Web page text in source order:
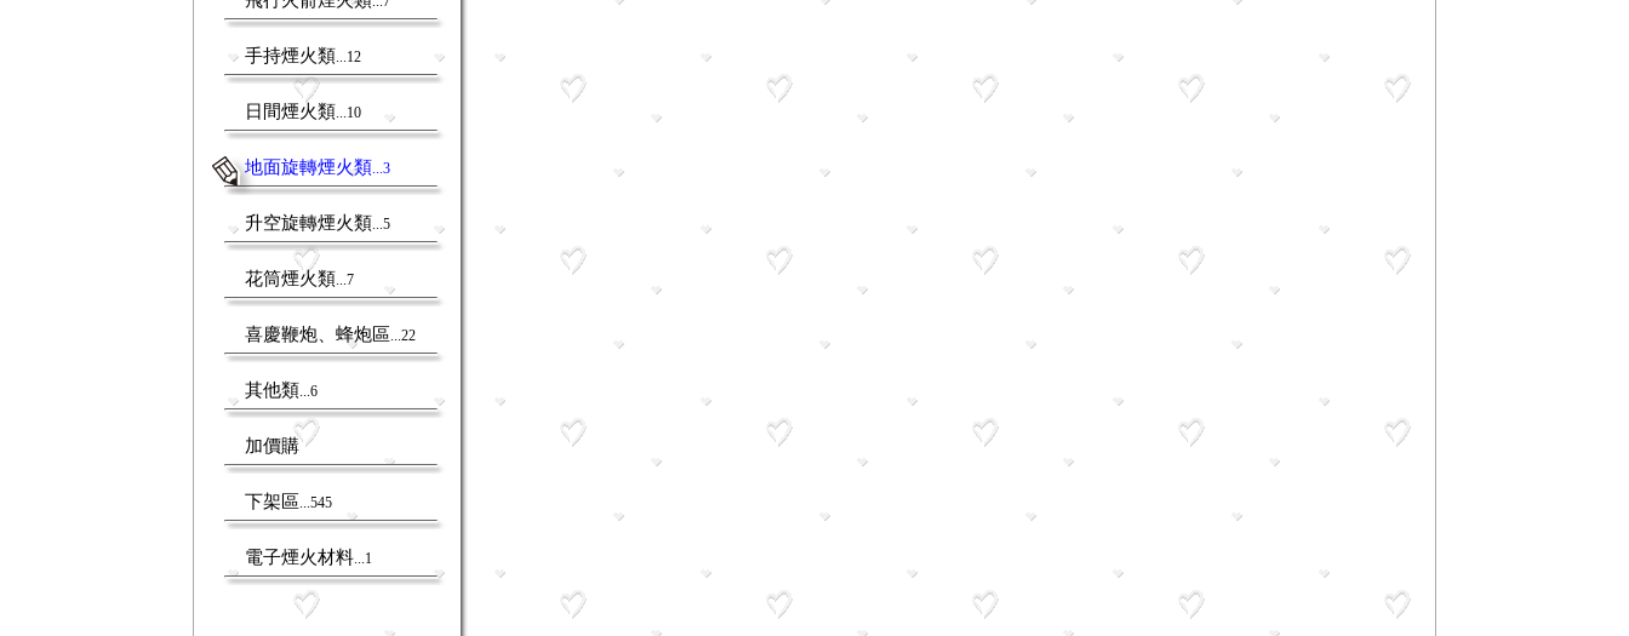
手持煙火類 ...12
日間煙火類 ...10
地面旋轉煙火類 ...3
升空旋轉煙火類 ...5
花筒煙火類 ...7
喜慶鞭炮、蜂炮區 ...22
其他類 ...6
加價購
下架區 ...545
電子煙火材料 ...1